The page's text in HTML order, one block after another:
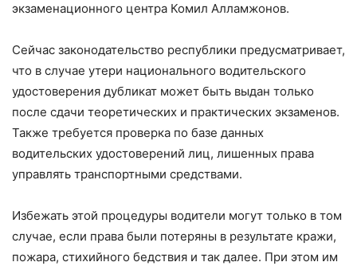
экзаменационного центра Комил Алламжонов.
Сейчас законодательство республики предусматривает,
что в случае утери национального водительского
удостоверения дубликат может быть выдан только
после сдачи теоретических и практических экзаменов.
Также требуется проверка по базе данных
водительских удостоверений лиц, лишенных права
управлять транспортными средствами.
Избежать этой процедуры водители могут только в том
случае, если права были потеряны в результате кражи,
пожара, стихийного бедствия и так далее. При этом им